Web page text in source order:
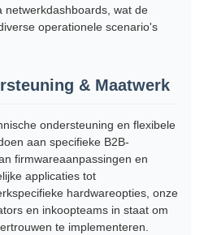
netwerkdashboards, wat de
operationele scenario's
& Maatwerk
ondersteuning en flexibele
aan specifieke B2B-
firmwareaanpassingen en
applicaties tot
hardwareopties, onze
en inkoopteams in staat om
te implementeren.